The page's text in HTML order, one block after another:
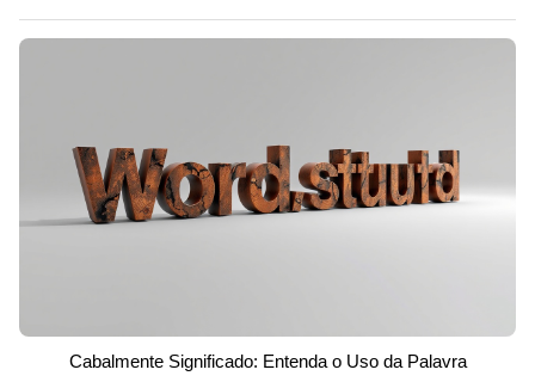
Cabalmente Significado: Entenda o Uso da Palavra